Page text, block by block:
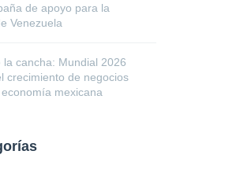
de apoyo para la
Venezuela
la cancha: Mundial 2026
crecimiento de negocios
mexicana